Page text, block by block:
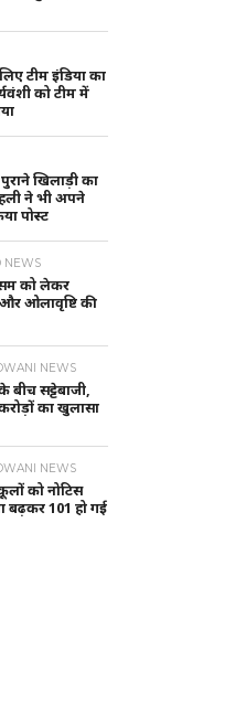
टीम इंडिया का
को टीम में
खिलाड़ी का
ने भी अपने
पोस्ट
NEWS
को लेकर
ओलावृष्टि की
NEWS
बीच सट्टेबाजी,
का खुलासा
NEWS
को नोटिस
बढ़कर 101 हो गई